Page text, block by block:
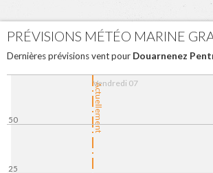
PRÉVISIONS MÉTÉO MARINE
Dernières prévisions vent pour Douarnenez
Actuellement
Vendredi 07
25
50